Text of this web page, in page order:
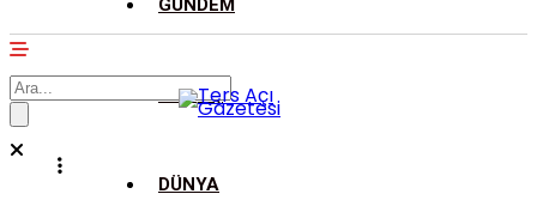
GÜNDEM
ASAYİŞ
DÜNYA